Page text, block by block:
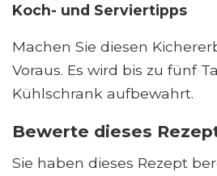
Koch- und Serviertipps
Machen Sie diesen
Voraus. Es wird bis zu fünf
Kühlschrank aufbewahrt.
Bewerte dieses
Sie haben dieses Rezept